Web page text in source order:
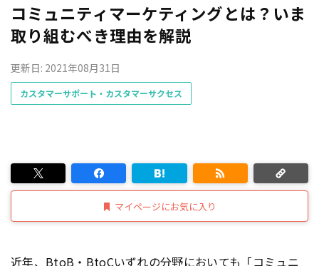
コミュニティマーケティングとは？いま
取り組むべき理由を解説
更新日: 2021年08月31日
カスタマーサポート・カスタマーサクセス
マイページにお気に入り
近年、 BtoB ・ BtoCいずれの分野においても「コミュニ